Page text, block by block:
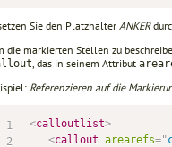
Sie den Platzhalter ANKER
die markierten Stellen zu
, das in seinem Attribut
Referenzieren auf die
<calloutlist>
<callout arearefs="